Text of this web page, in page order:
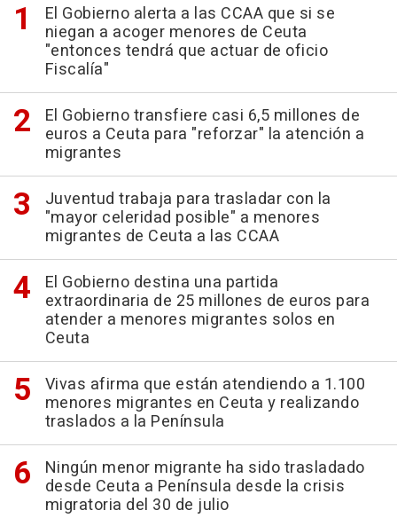
El Gobierno alerta a las CCAA que si se
niegan a acoger menores de Ceuta
"entonces tendrá que actuar de oficio
Fiscalía"
El Gobierno transfiere casi 6,5 millones de
euros a Ceuta para "reforzar" la atención a
migrantes
Juventud trabaja para trasladar con la
"mayor celeridad posible" a menores
migrantes de Ceuta a las CCAA
El Gobierno destina una partida
extraordinaria de 25 millones de euros para
atender a menores migrantes solos en
Ceuta
Vivas afirma que están atendiendo a 1.100
menores migrantes en Ceuta y realizando
traslados a la Península
Ningún menor migrante ha sido trasladado
desde Ceuta a Península desde la crisis
migratoria del 30 de julio